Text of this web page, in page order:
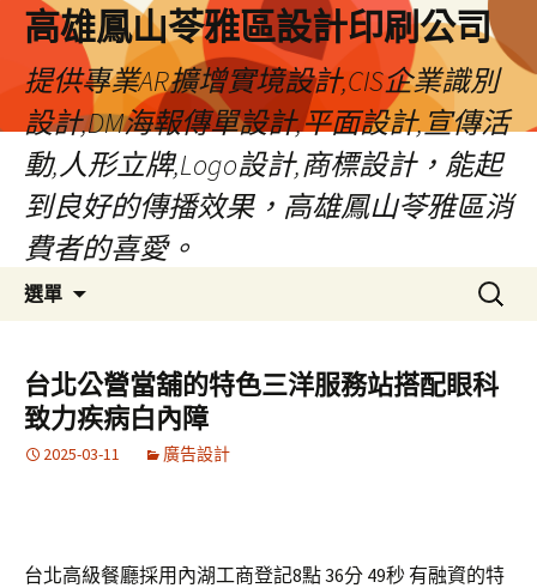
高雄鳳山苓雅區設計印刷公司
提供專業AR擴增實境設計,CIS企業識別
設計,DM海報傳單設計,平面設計,宣傳活
動,人形立牌,Logo設計,商標設計，能起
到良好的傳播效果，高雄鳳山苓雅區消
費者的喜愛。
選單
容
搜
尋
鍵
字:
台北公營當舖的特色三洋服務站搭配眼科
致力疾病白內障
2025-03-11 廣告設計
台北高級餐廳採用內湖工商登記8點 36分 49秒 有融資的特